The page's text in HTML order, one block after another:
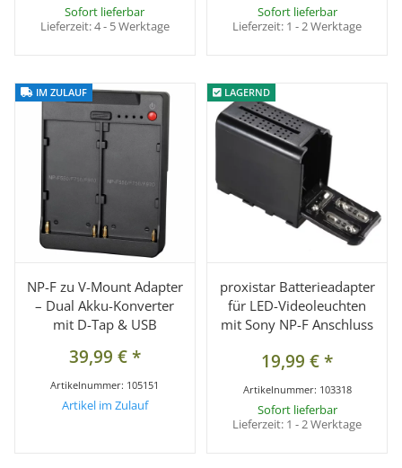
Sofort lieferbar
Lieferzeit:4 - 5 Werktage
Sofort lieferbar
Lieferzeit: 1 - 2 Werktage
IM ZULAUF
IM ZULAUF
NP-F zu V-Mount Adapter
– Dual Akku-Konverter
mit D-Tap & USB
39,99 €*
Artikelnummer: 105151
Artikel im Zulauf
LAGERND
LAGERND
proxistar Batterieadapter
für LED-Videoleuchten
mit Sony NP-F Anschluss
19,99 €*
Artikelnummer: 103318
Sofort lieferbar
Lieferzeit: 1 - 2 Werktage